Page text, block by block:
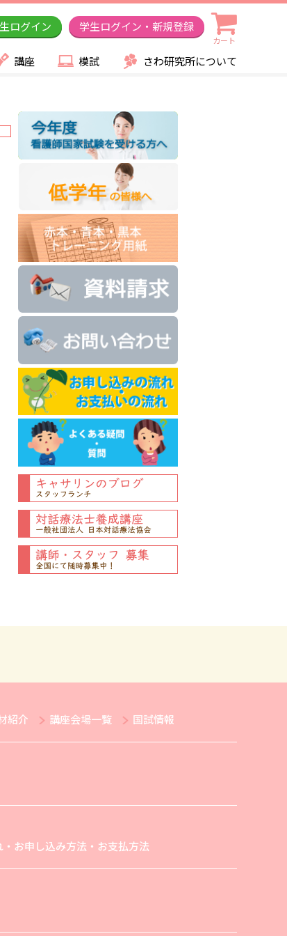
ログイン 学生ログイン・新規登録
カート
講座 模試 さわ研究所について
紹介 講座会場一覧 国試情報
お申し込み方法・お支払方法